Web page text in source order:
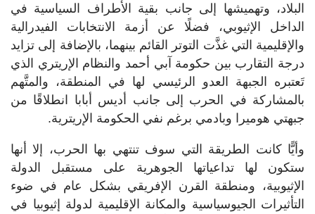
البلاد، وتهميشها إلى جانب بقية الأطراف السياسية في
الداخل الإثيوبي، فضلًا عن أزمة الانتخابات الفيدرالية
والإقليمية التي غذَّت التوتر القائم بينهما، بالإضافة إلى تزايد
درجة التقارب بين حكومة آبي أحمد والنظام الإريتري الذي
تَعتبره الجبهة العدو الرئيسي لها في المنطقة، والمتَّهم
بالمشاركة في الحرب إلى جانب أديس أبابا انطلاقًا من
جبهتي هوميرا وبادمي برغم نفي الحكومة الإريترية.
وأيًّا كانت الطريقة التي سوف تنتهي بها الحرب، إلا أنها
ستكون لها تداعياتها الجوهرية على مستقبل الدولة
الإثيوبية، ومنطقة القرن الإفريقي بشكل عام في ضوء
التأثيرات الجيوسياسية والمكانة الإقليمية لدولة إثيوبيا في